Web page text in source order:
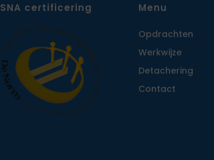
SNA certificering Menu
Opdrachten
Werkwijze
Detachering
Contact